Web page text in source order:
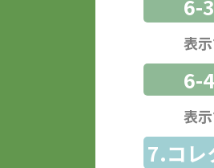
6-
表
6-
表
7.コレ